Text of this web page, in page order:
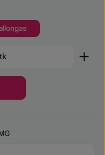
Wert ein